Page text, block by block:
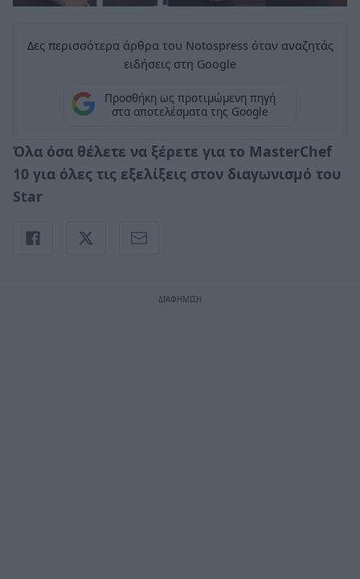
Δες περισσότερα άρθρα του Notospress όταν αναζητάς
ειδήσεις στη Google
Προσθήκη ως προτιμώμενη πηγή
στα αποτελέσματα της Google
Όλα όσα θέλετε να ξέρετε για το MasterChef
10 για όλες τις εξελίξεις στον διαγωνισμό του
Star